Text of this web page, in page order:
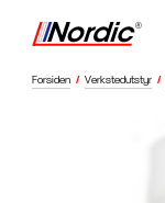
Forsiden / Verkstedutstyr /